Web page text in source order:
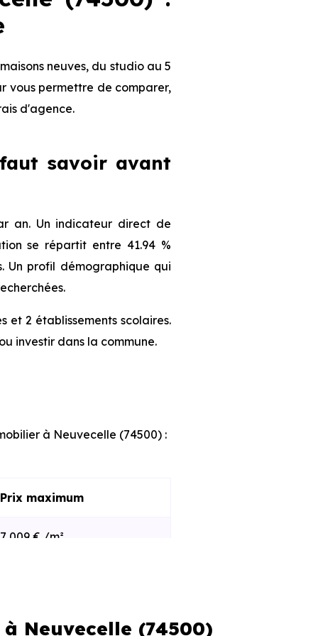
neuves, du studio au 5
vous permettre de comparer,
d'agence.
savoir avant
an. Un indicateur direct de
se répartit entre 41.94 %
Un profil démographique qui
et 2 établissements scolaires.
investir dans la commune.
à Neuvecelle (74500) :
Prix maximum
7 009 € /m²
le stade d'avancement du
Neuvecelle (74500)